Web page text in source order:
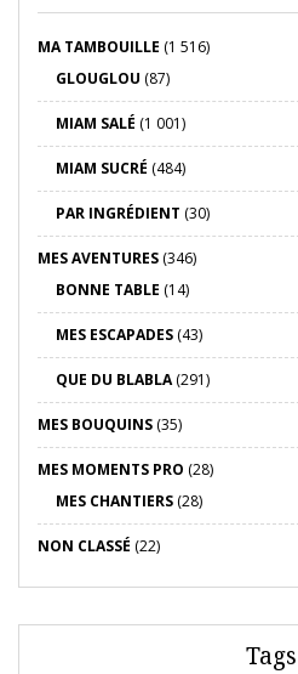
MA TAMBOUILLE (1 516)
GLOUGLOU (87)
MIAM SALÉ (1 001)
MIAM SUCRÉ (484)
PAR INGRÉDIENT (30)
MES AVENTURES (346)
BONNE TABLE (14)
MES ESCAPADES (43)
QUE DU BLABLA(291)
MES BOUQUINS (35)
MES MOMENTS PRO (28)
MES CHANTIERS (28)
NON CLASSÉ (22)
Tags